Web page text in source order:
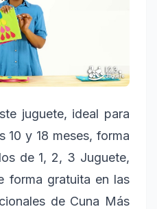
juguete, ideal para
10 y 18 meses, forma
de 1, 2, 3 Juguete,
forma gratuita en las
de Cuna Más